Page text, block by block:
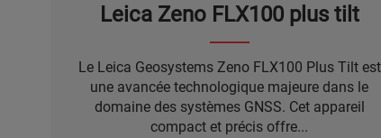
Leica Zeno FLX100 plus tilt
Le Leica Geosystems Zeno FLX100 Plus Tilt est
une avancée technologique majeure dans le
domaine des systèmes GNSS. Cet appareil
compact et précis offre...